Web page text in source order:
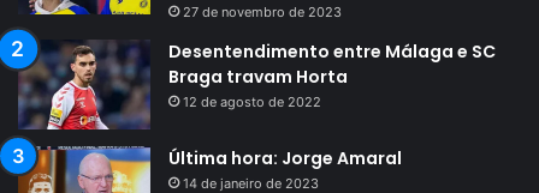
27 de novembro de 2023
Desentendimento entre Málaga e SC
Braga travam Horta
12 de agosto de 2022
Última hora: Jorge Amaral
14 de janeiro de 2023